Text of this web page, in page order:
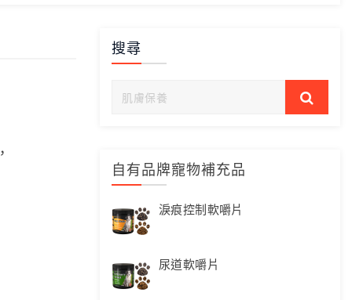
搜尋
自有品牌寵物補充品
淚痕控制軟嚼片
尿道軟嚼片